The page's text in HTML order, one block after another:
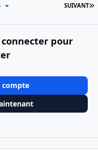
SUIVANT
pour
compte